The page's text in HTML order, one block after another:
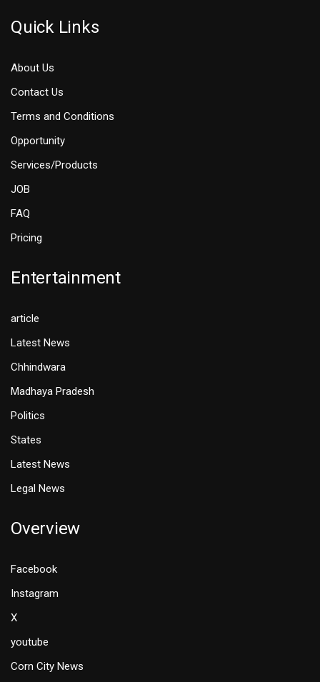
Quick Links
About Us
Contact Us
Terms and Conditions
Opportunity
Services/Products
JOB
FAQ
Pricing
Entertainment
article
Latest News
Chhindwara
Madhaya Pradesh
Politics
States
Latest News
Legal News
Overview
Facebook
Instagram
X
youtube
Corn City News